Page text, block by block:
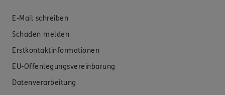
E-Mail schreiben
Schaden melden
Erstkontaktinformationen
EU-Offenlegungsvereinbarung
Datenverarbeitung